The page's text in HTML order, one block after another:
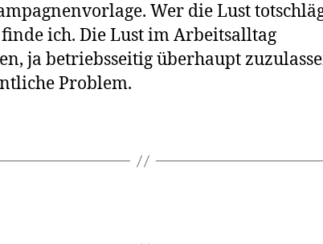
Wer die Lust
ich. Die Lust im Arbeitsalltag
ja betriebsseitig überhaupt
Problem.